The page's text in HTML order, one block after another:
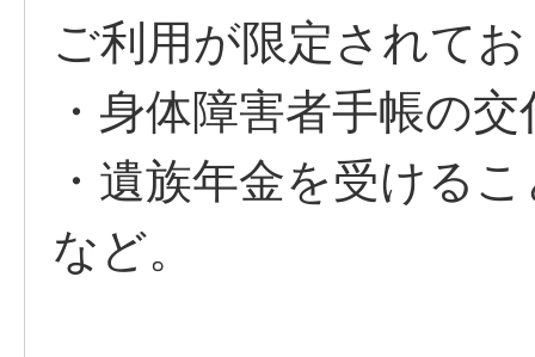
ご利用が限定されて
・身体障害者手帳の
・遺族年金を受ける
など。